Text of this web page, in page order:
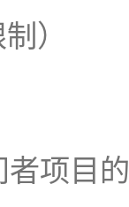
）
者项目